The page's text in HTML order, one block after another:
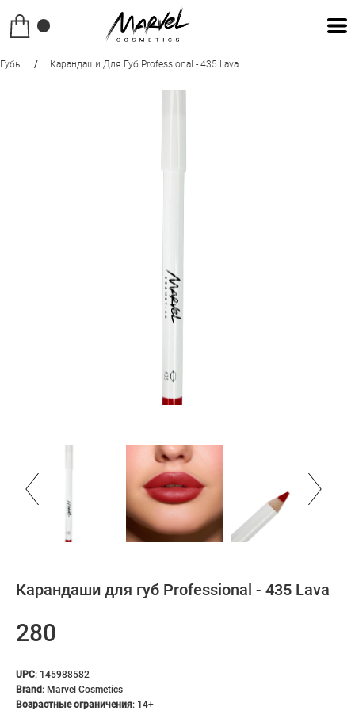
Губы / Карандаши Для Губ Professional - 435 Lava
Карандаши для губ Professional - 435 Lava
280
UPC: 145988582
Brand: Marvel Cosmetics
Возрастные ограничения: 14+